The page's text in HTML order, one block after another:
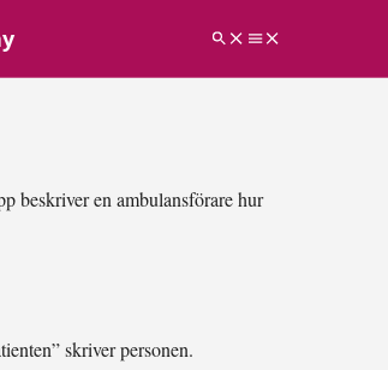
beskriver en ambulansförare hur
skriver personen.